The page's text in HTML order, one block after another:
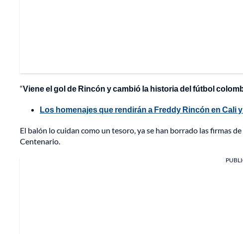
“Viene el gol de Rincón y cambió la historia del fútbol
Los homenajes que rendirán a Freddy Rincón en Cali
El balón lo cuidan como un tesoro, ya se han borrado las firmas
Centenario.